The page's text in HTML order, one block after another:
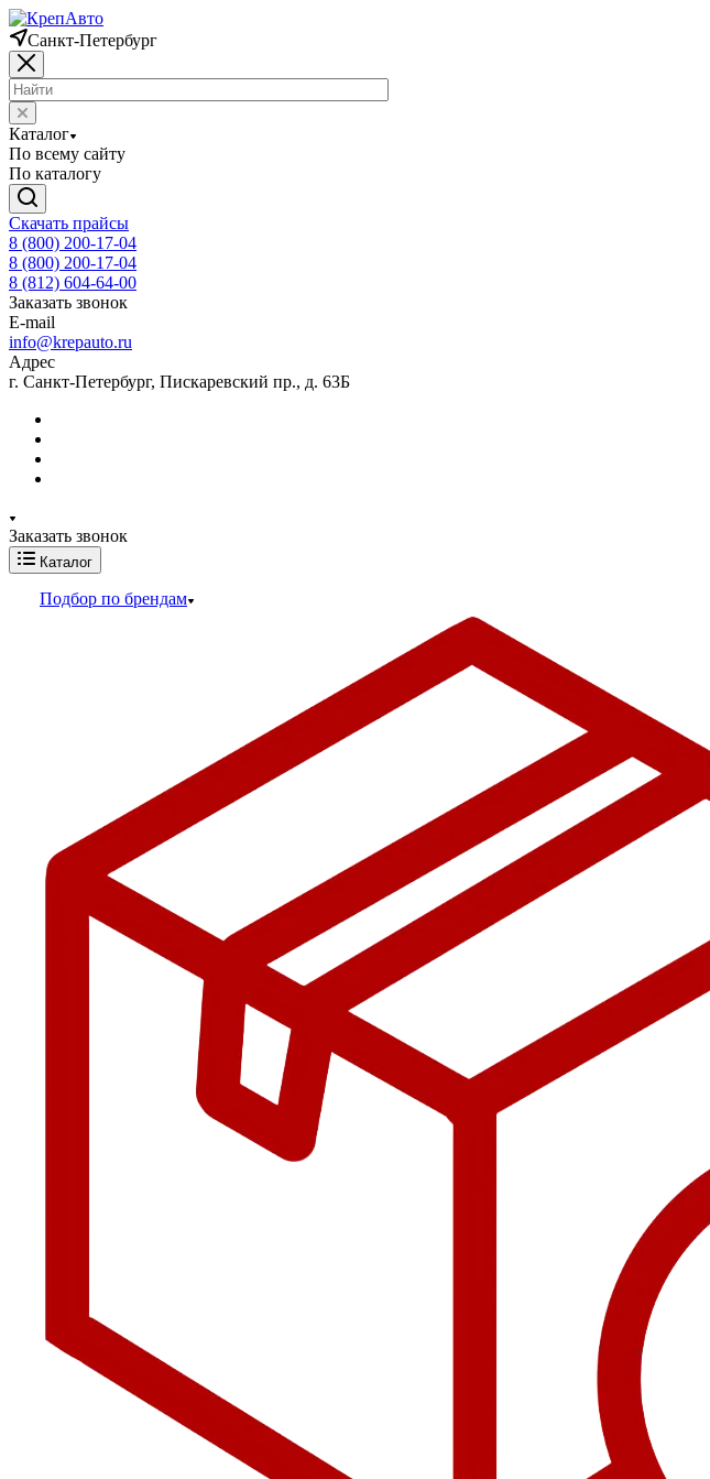
Санкт-Петербург
Каталог
По всему сайту
По каталогу
Скачать прайсы
8 (800) 200-17-04
8 (800) 200-17-04
8 (812) 604-64-00
Заказать звонок
E-mail
info@krepauto.ru
Адрес
г. Санкт-Петербург, Пискаревский пр., д. 63Б
Заказать звонок
Каталог
Подбор по брендам